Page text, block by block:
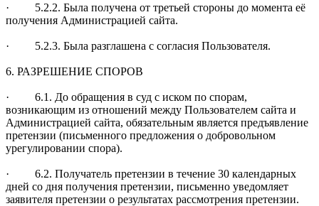
· 5.2.2. Была получена от третьей стороны до момента её
получения Администрацией сайта.
· 5.2.3. Была разглашена с согласия Пользователя.
6. РАЗРЕШЕНИЕ СПОРОВ
· 6.1. До обращения в суд с иском по спорам,
возникающим из отношений между Пользователем сайта и
Администрацией сайта, обязательным является предъявление
претензии (письменного предложения о добровольном
урегулировании спора).
· 6.2. Получатель претензии в течение 30 календарных
дней со дня получения претензии, письменно уведомляет
заявителя претензии о результатах рассмотрения претензии.